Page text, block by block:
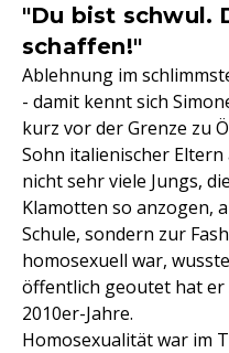
"Du bist schwul.
schaffen!"
Ablehnung im
- damit kennt sich
kurz vor der Grenze zu
Sohn italienischer Eltern
nicht sehr viele Jungs,
Klamotten so anzogen,
Schule, sondern zur
homosexuell war,
öffentlich geoutet hat
2010er-Jahre.
Homosexualität war im